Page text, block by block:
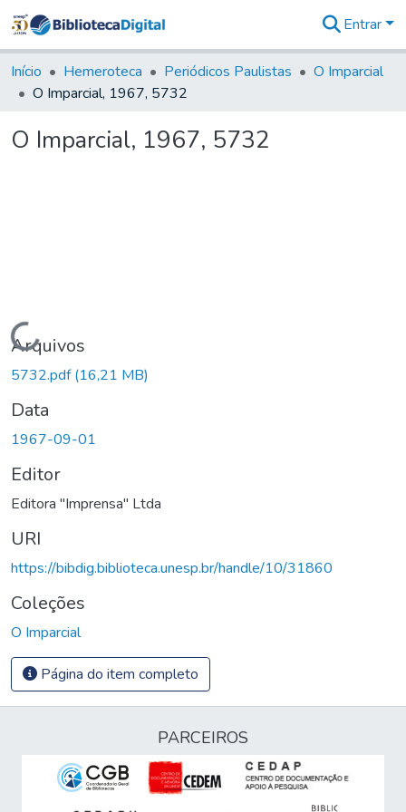
&
Coleções
Tudo na
Digital
Entrar
Início Hemeroteca Periódicos Paulistas
O Imparcial
O Imparcial, 1967, 5732
O Imparcial, 1967, 5732
Carregando...
Arquivos
5732.pdf(16,21 MB)
Data
1967-09-01
Editor
Editora "Imprensa" Ltda
URI
https://bibdig.biblioteca.unesp.br/handle/10/31860
Coleções
O Imparcial
Página do item completo
PARCEIROS